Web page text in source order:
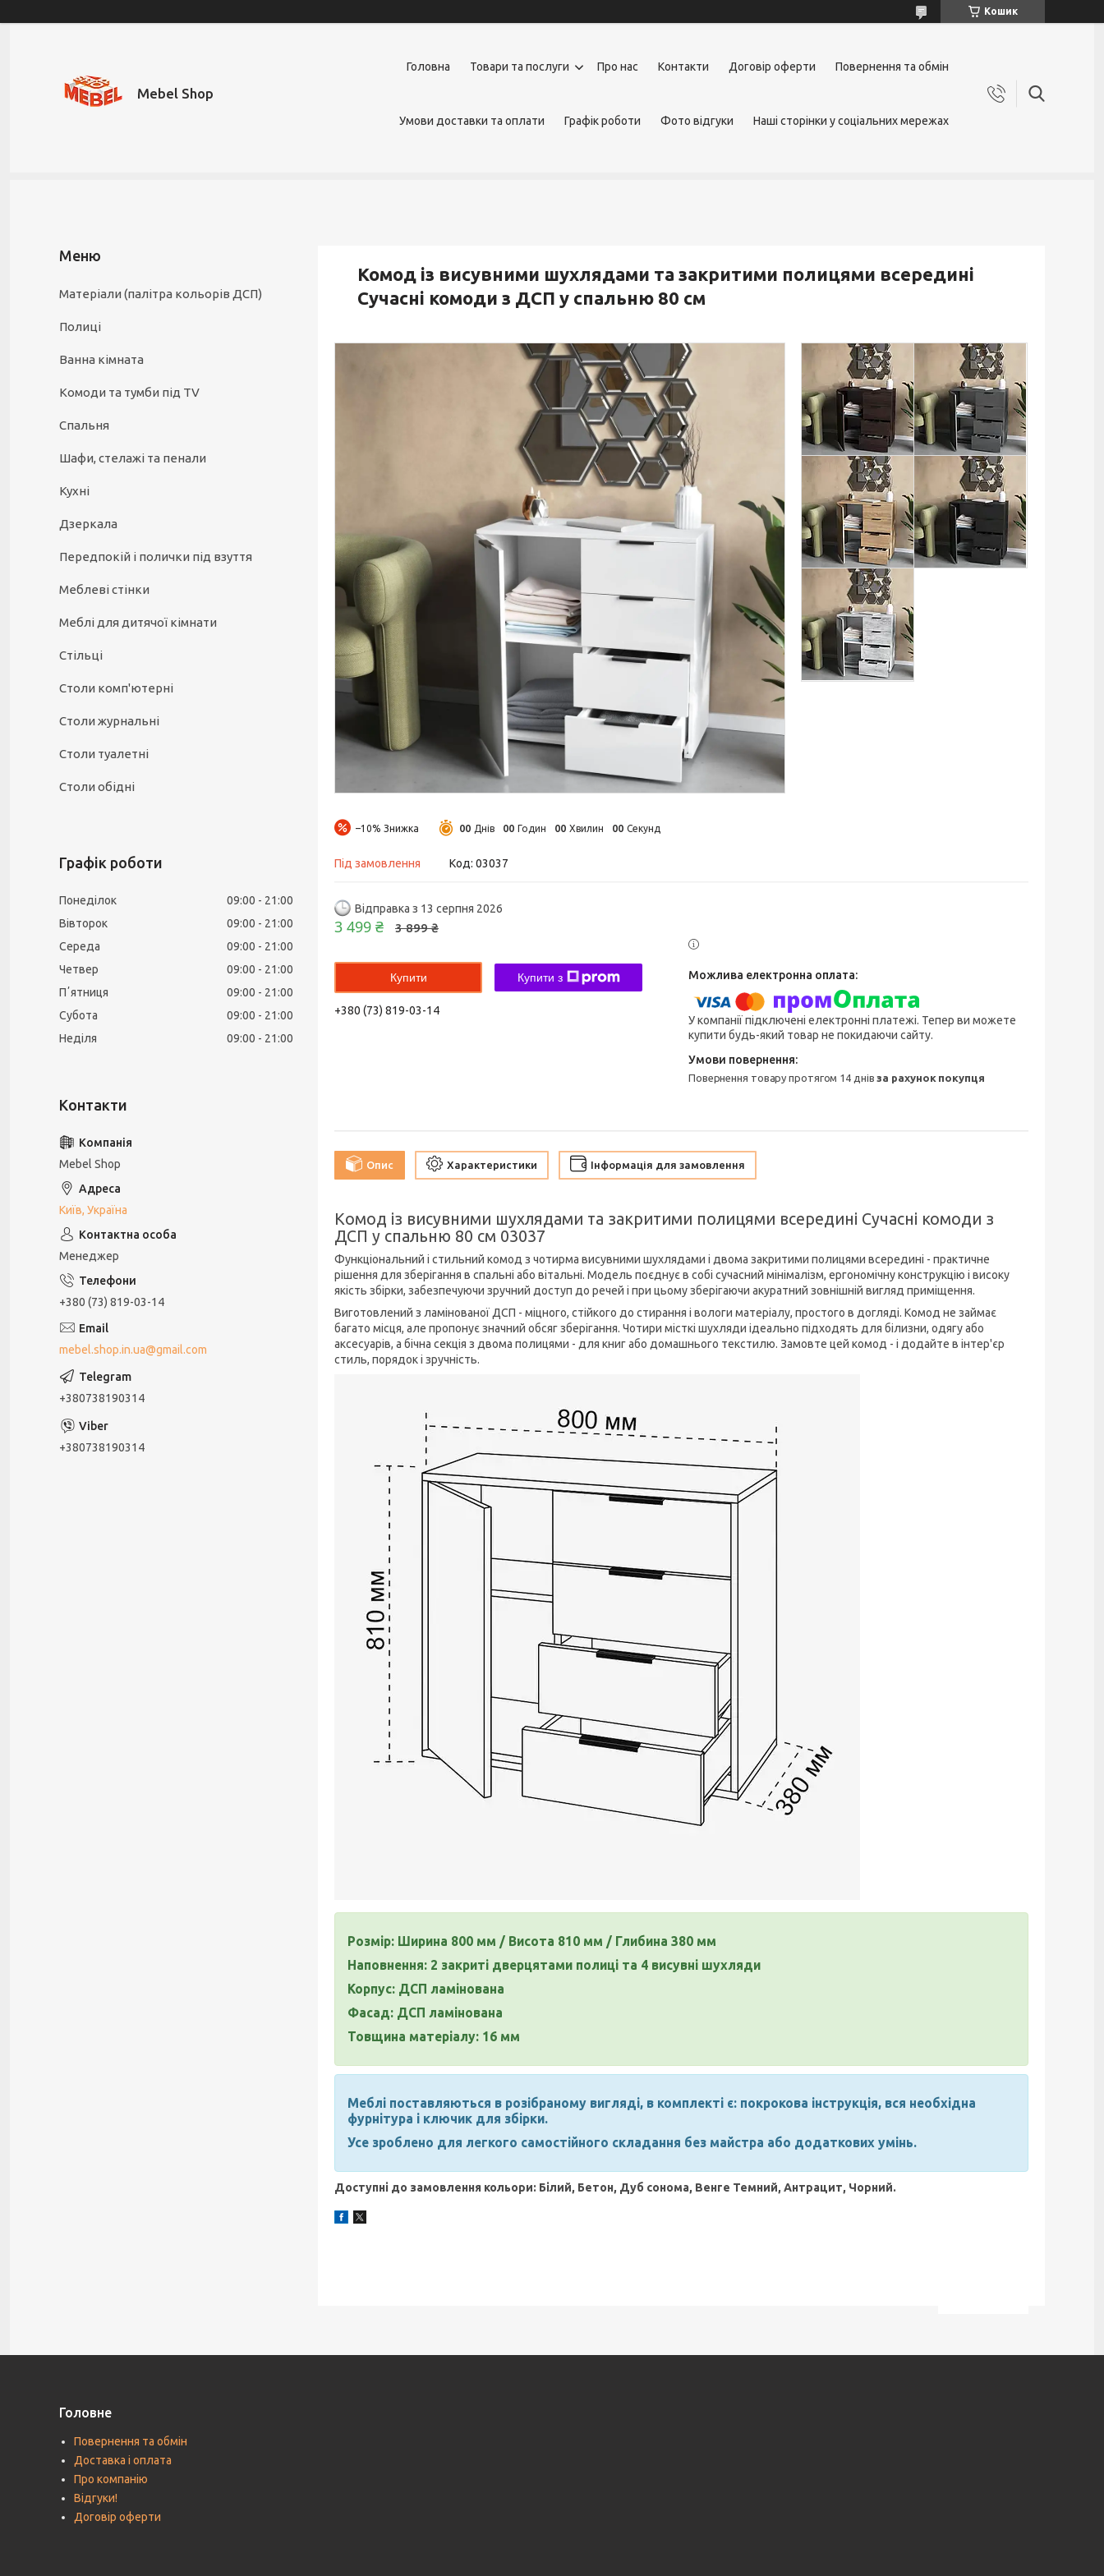
Кошик
Mebel Shop
Головна Товари та послуги Про нас Контакти Договір оферти Повернення та обмін
Умови доставки та оплати Графік роботи Фото відгуки Наші сторінки у соціальних мережах
Комод із висувними шухлядами та закритими полицями всередині
Сучасні комоди з ДСП у спальню 80 см
–10% 00 Днів 00 Годин 00 Хвилин 00 Секунд
Під замовлення Код: 03037
Відправка з 13 серпня 2026
3 899 ₴
3 499 ₴
Купити Купити з
+380 (73) 819-03-14
У компанії підключені електронні платежі. Тепер ви можете
купити будь-який товар не покидаючи сайту.
повернення товару протягом 14 днівза рахунок покупця
Опис Характеристики Інформація для замовлення
Комод із висувними шухлядами та закритими полицями всередині Сучасні комоди з
ДСП у спальню 80 см 03037
Функціональний і стильний комод з чотирма висувними шухлядами і двома закритими полицями всередині - практичне
рішення для зберігання в спальні або вітальні. Модель поєднує в собі сучасний мінімалізм, ергономічну конструкцію і високу
якість збірки, забезпечуючи зручний доступ до речей і при цьому зберігаючи акуратний зовнішній вигляд приміщення.
Виготовлений з ламінованої ДСП - міцного, стійкого до стирання і вологи матеріалу, простого в догляді. Комод не займає
багато місця, але пропонує значний обсяг зберігання. Чотири місткі шухляди ідеально підходять для білизни, одягу або
аксесуарів, а бічна секція з двома полицями - для книг або домашнього текстилю. Замовте цей комод - і додайте в інтер'єр
стиль, порядок і зручність.
Розмір: Ширина 800 мм / Висота 810 мм / Глибина 380 мм
Наповнення: 2 закриті дверцятами полиці та 4 висувні шухляди
Корпус: ДСП ламінована
Фасад: ДСП ламінована
Товщина матеріалу: 16 мм
Меблі поставляються в розібраному вигляді, в комплекті є: покрокова інструкція, вся необхідна
фурнітура і ключик для збірки.
Усе зроблено для легкого самостійного складання без майстра або додаткових умінь.
Доступні до замовлення кольори: Білий, Бетон, Дуб сонома, Венге Темний, Антрацит, Чорний.
Матеріали (палітра кольорів ДСП)
Полиці
Ванна кімната
Комоди та тумби під TV
Спальня
Шафи, стелажі та пенали
Кухні
Дзеркала
Передпокій і полички під взуття
Меблеві стінки
Меблі для дитячої кімнати
Стільці
Столи комп'ютерні
Столи журнальні
Столи туалетні
Столи обідні
Графік роботи
Понеділок 09:00
21:00
Вівторок
09:00
21:00
Середа
09:00
21:00
Четвер
09:00
21:00
Пʼятниця
09:00
21:00
Субота
09:00
21:00
Неділя
09:00 21:00
Mebel Shop
Київ, Україна
Менеджер
+380 (73) 819-03-14
mebel.shop.in.ua@gmail.com
+380738190314
+380738190314
Головне
Повернення та обмін
Доставка і оплата
Про компанію
Відгуки!
Договір оферти